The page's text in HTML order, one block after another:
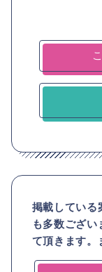
掲載している
も多数ござ
て頂きます。